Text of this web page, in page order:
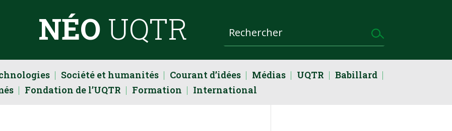
NÉO UQTR
Société et humanités Courant d’idées Médias UQTR
Babillard
Fondation de l’UQTR Formation International